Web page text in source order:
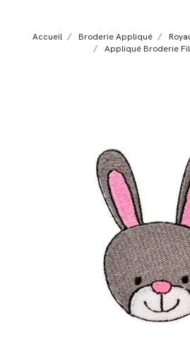
Accueil Broderie Appliqué
Appliqué Broderie